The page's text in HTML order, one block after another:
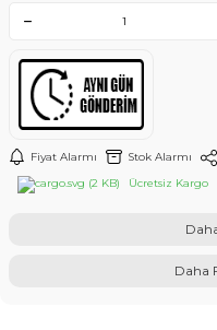
Fiyat Alarmı
Stok Alarmı
Ücretsiz Kargo
Daha